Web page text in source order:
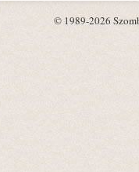
© 1989-2026